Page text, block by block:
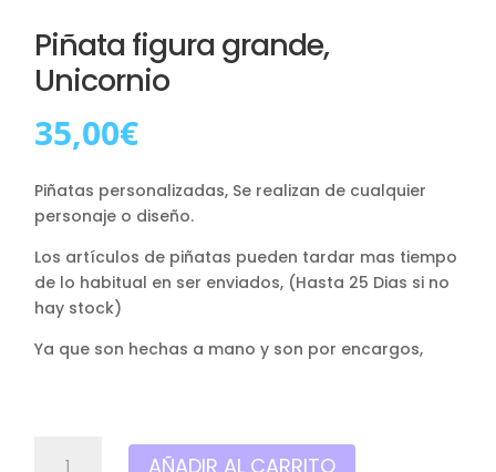
Piñata figura grande,
Unicornio
35,00€
Piñatas personalizadas, Se realizan de cualquier
personaje o diseño.
Los artículos de piñatas pueden tardar mas tiempo
de lo habitual en ser enviados, (Hasta 25 Dias si no
hay stock)
Ya que son hechas a mano y son por encargos,
AÑADIR AL CARRITO